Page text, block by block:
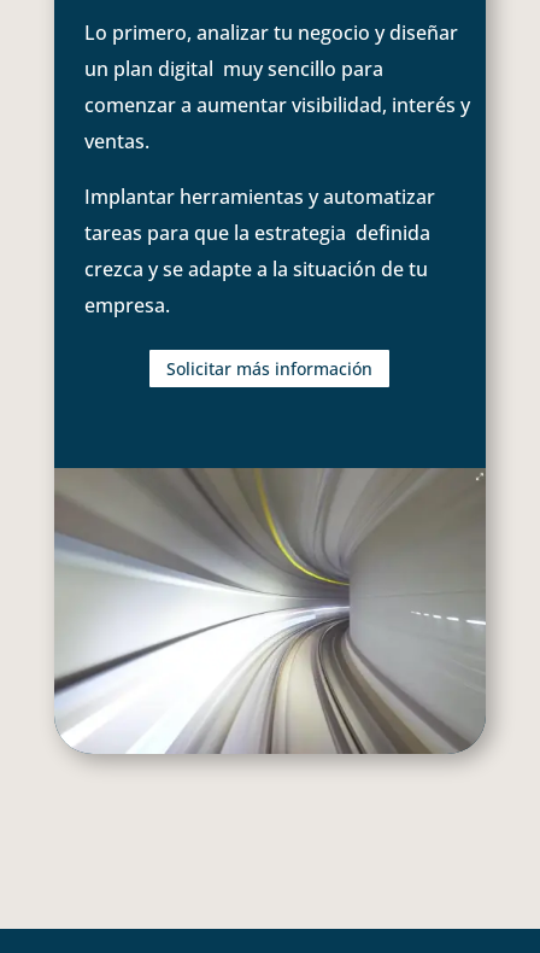
Lo primero, analizar tu negocio y diseñar
un plan digital muy sencillo para
comenzar a aumentar visibilidad, interés y
ventas.
Implantar herramientas y automatizar
tareas para que la estrategia definida
crezca y se adapte a la situación de tu
empresa.
Solicitar más información